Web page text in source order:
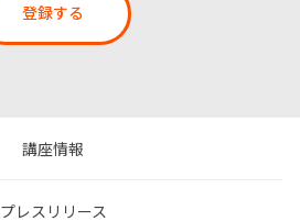
登録する
講座情報
プレスリリース